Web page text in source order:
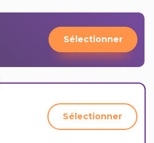
Sélectionner
Sélectionner